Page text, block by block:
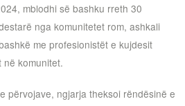
mblodhi së bashku rreth 30
nga komunitetet rom, ashkali
me profesionistët e kujdesit
komunitet.
përvojave, ngjarja theksoi rëndësinë e